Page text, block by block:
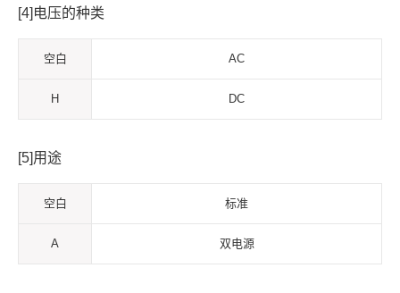
[4]电压的种类
空白 AC
H DC
[5]用途
空白 标准
A 双电源